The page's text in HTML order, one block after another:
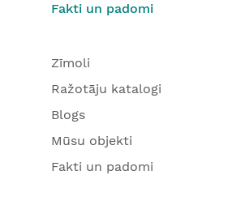
Fakti un padomi
Zīmoli
Ražotāju katalogi
Blogs
Mūsu objekti
Fakti un padomi